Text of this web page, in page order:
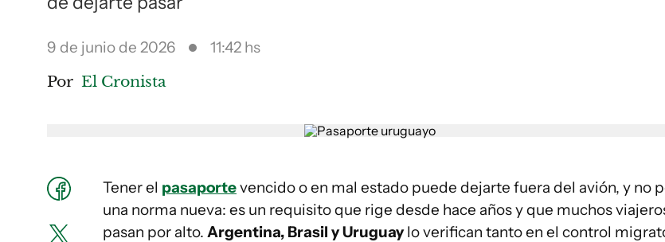
9 de junio de 2026 11:42 hs
Por El Cronista
Tener el pasaportevencido o en mal estado puede dejarte fuera del avión, y no
una norma nueva: es un requisito que rige desde hace años y que muchos
pasan por alto. Argentina, Brasil y Uruguaylo verifican tanto en el control